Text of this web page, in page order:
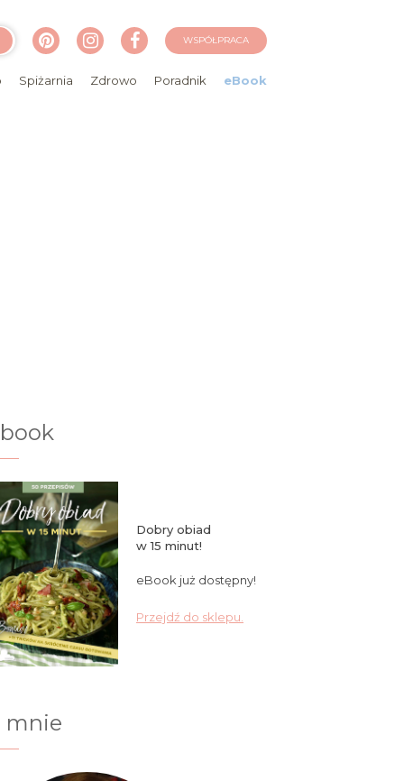
WSPÓŁPRACA
Spiżarnia Zdrowo Poradnik eBook
Dobry obiad
w 15 minut!
eBook już dostępny!
Przejdź do sklepu.
mnie